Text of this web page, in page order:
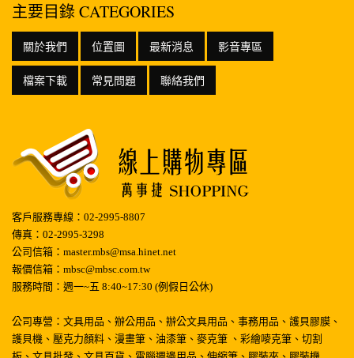
主要目錄 CATEGORIES
關於我們 位置圖 最新消息 影音專區
檔案下載 常見問題 聯絡我們
客戶服務專線：02-2995-8807
傳真：02-2995-3298
公司信箱：master.mbs@msa.hinet.net
報價信箱：mbsc@mbsc.com.tw
服務時間：週一~五 8:40~17:30 (例假日公休)
公司專營：文具用品、辦公用品、辦公文具用品、事務用品、護貝膠膜、
護貝機、壓克力顏料、漫畫筆、油漆筆、麥克筆 、彩繪嘜克筆、切割